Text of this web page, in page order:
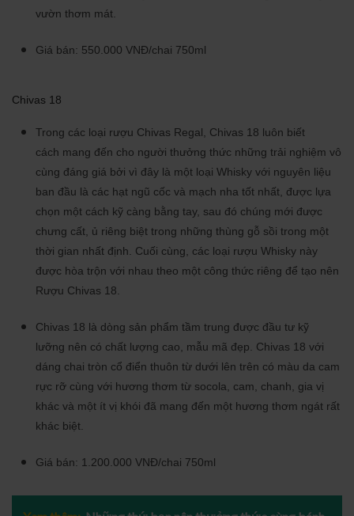
vườn thơm mát.
Giá bán: 550.000 VNĐ/chai 750ml
Chivas 18
Trong các loại rượu Chivas Regal, Chivas 18 luôn biết
cách mang đến cho người thưởng thức những trải nghiệm vô
cùng đáng giá bởi vì đây là một loại Whisky với nguyên liệu
ban đầu là các hạt ngũ cốc và mạch nha tốt nhất, được lựa
chọn một cách kỹ càng bằng tay, sau đó chúng mới được
chưng cất, ủ riêng biệt trong những thùng gỗ sồi trong một
thời gian nhất định. Cuối cùng, các loại rượu Whisky này
được hòa trộn với nhau theo một công thức riêng để tạo nên
Rượu Chivas 18.
Chivas 18 là dòng sản phẩm tầm trung được đầu tư kỹ
lưỡng nên có chất lượng cao, mẫu mã đẹp. Chivas 18 với
dáng chai tròn cổ điển thuôn từ dưới lên trên có màu da cam
rực rỡ cùng với hương thơm từ socola, cam, chanh, gia vị
khác và một ít vị khói đã mang đến một hương thơm ngát rất
khác biệt.
Giá bán: 1.200.000 VNĐ/chai 750ml